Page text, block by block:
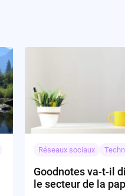
Réseaux sociaux
Goodnotes va-t-il
le secteur de la